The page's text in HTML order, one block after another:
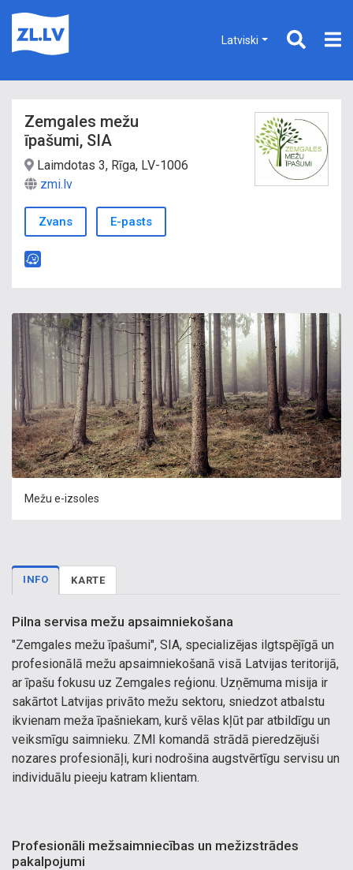
Latviski
Zemgales mežu
īpašumi, SIA
Laimdotas 3, Rīga, LV-1006
zmi.lv
Zvans E-pasts
Mežu e-izsoles
INFO KARTE
Pilna servisa mežu apsaimniekošana
"Zemgales mežu īpašumi", SIA, specializējas ilgtspējīgā un
profesionālā mežu apsaimniekošanā visā Latvijas teritorijā,
ar īpašu fokusu uz Zemgales reģionu. Uzņēmuma misija ir
sakārtot Latvijas privāto mežu sektoru, sniedzot atbalstu
ikvienam meža īpašniekam, kurš vēlas kļūt par atbildīgu un
veiksmīgu saimnieku. ZMI komandā strādā pieredzējuši
nozares profesionāļi, kuri nodrošina augstvērtīgu servisu un
individuālu pieeju katram klientam.
Profesionāli mežsaimniecības un mežizstrādes
pakalpojumi